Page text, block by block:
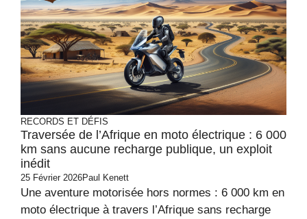
RECORDS ET DÉFIS
Traversée de l’Afrique en moto électrique : 6 000
km sans aucune recharge publique, un exploit
inédit
25 Février 2026Paul Kenett
Une aventure motorisée hors normes : 6 000 km en
moto électrique à travers l’Afrique sans recharge